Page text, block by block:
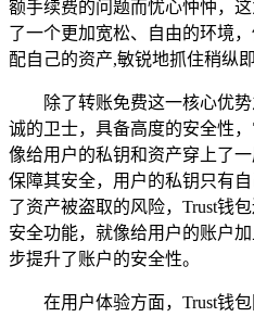
额手续费的问题而忧心忡忡，
了一个更加宽松、自由的环境
配自己的资产,敏锐地抓住稍纵
除了转账免费这一核心优
诚的卫士，具备高度的安全性
像给用户的私钥和资产穿上了
保障其安全，用户的私钥只有
了资产被盗取的风险，Trust钱
安全功能，就像给用户的账户
步提升了账户的安全性。
在用户体验方面，Trust钱